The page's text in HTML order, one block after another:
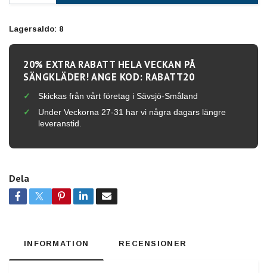
Lagersaldo: 8
20% EXTRA RABATT HELA VECKAN PÅ
SÄNGKLÄDER! ANGE KOD: RABATT20
Skickas från vårt företag i Sävsjö-Småland
Under Veckorna 27-31 har vi några dagars längre
leveranstid.
Dela
INFORMATION RECENSIONER